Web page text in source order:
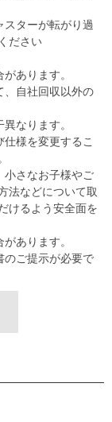
ターが転がり過
ださい
あります。
、自社回収以外の
なります。
様を変更するこ
小さなお子様やご
法などについて取
けるよう安全面を
あります。
のご提示が必要で